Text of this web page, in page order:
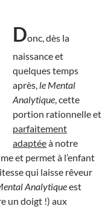
Donc, dès la
naissance et
quelques temps
après, le Mental
Analytique , cette
portion rationnelle et
parfaitement
adaptéeà notre
et permet à l’enfant
qui laisse rêveur
Analytiqueest
un doigt !) aux